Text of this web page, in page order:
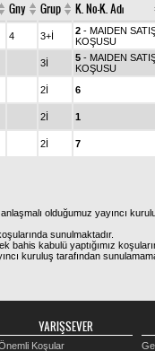
Gny Grup K. No-K. Adı
4 3+İ 2 - MAIDEN
KOŞUSU
3İ 5 - MAIDEN
KOŞUSU
2İ 6
2İ 1
2İ 7
olduğumuz yayıncı
sunulmaktadır.
kabulü yaptığımız
kuruluş tarafından
YARIŞSEVER
Koşular